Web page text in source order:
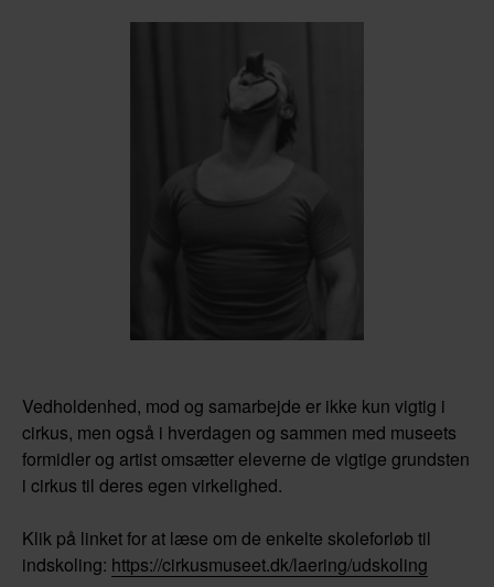
Vedholdenhed, mod og samarbejde er ikke kun vigtig i
cirkus, men også i hverdagen og sammen med museets
formidler og artist omsætter eleverne de vigtige grundsten
i cirkus til deres egen virkelighed.
Klik på linket for at læse om de enkelte skoleforløb til
indskoling: https://cirkusmuseet.dk/laering/udskoling